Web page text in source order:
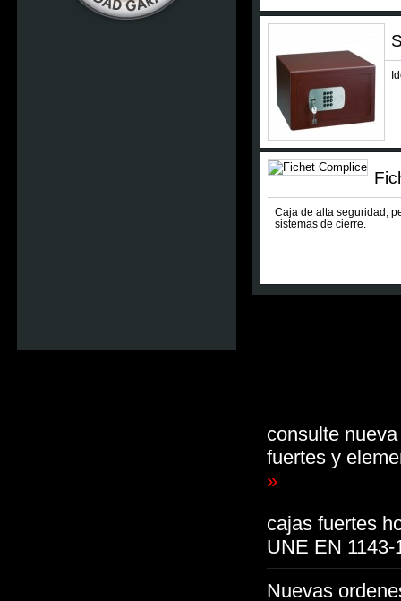
Caja de alta seguridad,
sistemas de cierre.
consulte
fuertes y
»
cajas fuertes
UNE EN
Nuevas